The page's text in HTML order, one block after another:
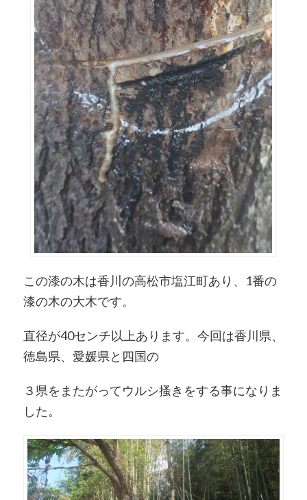
この漆の木は香川の高松市塩江町あり、1番の
漆の木の大木です。
直径が40センチ以上あります。今回は香川県、
徳島県、愛媛県と四国の
３県をまたがってウルシ搔きをする事になりま
した。